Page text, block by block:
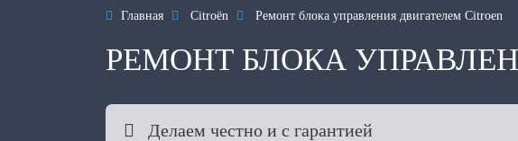
 Главная  Citroën  Ремонт блока управления двигателем Citroen
РЕМОНТ БЛОКА
 Делаем честно и с гарантией